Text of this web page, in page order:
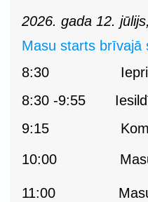
2026. gada 12. jūlijs,
Masu starts brīvajā
8:30
8:30 -9:55
9:15
10:00
11:00